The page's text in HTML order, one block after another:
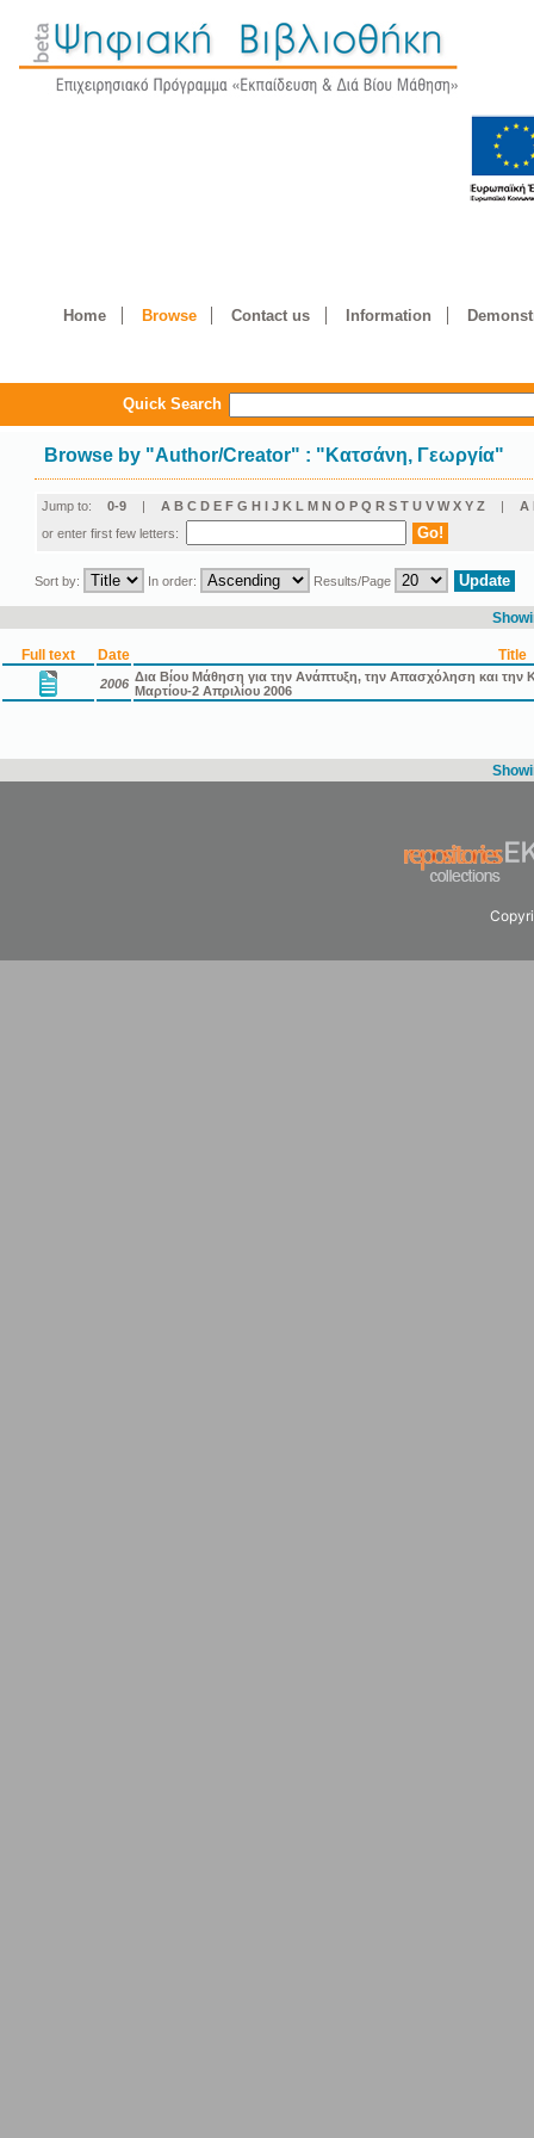
Home Browse Contact us Information
Quick Search
Browse by "Author/Creator" : "Κατσάνη, Γεωργία"
Jump to: 0-9 | A B C D E F G H I J K L M N O P Q R S T U V W X Y Z | Α
or enter first few letters:
Sort by: In order: Results/Page
Full text Date Title
2006 Δια Βίου Μάθηση για την Ανάπτυξη, την Απασχόληση και την
Μαρτίου-2 Απριλίου 2006